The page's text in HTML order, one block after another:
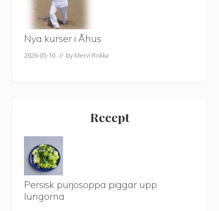
Nya kurser i Åhus
2026-05-10 // by Mervi Rokka
Recept
Persisk purjosoppa piggar upp
lungorna